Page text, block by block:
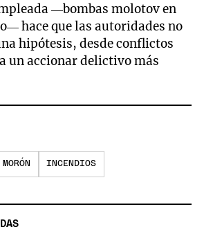
—bombas molotov en
hace que las autoridades no
hipótesis, desde conflictos
un accionar delictivo más
MORÓN INCENDIOS